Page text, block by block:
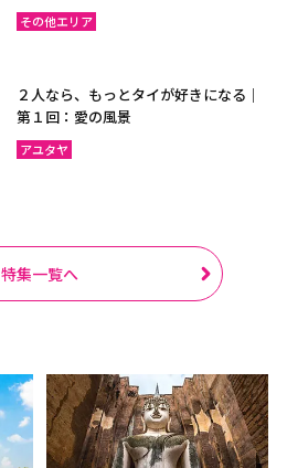
その他エリア
２人なら、もっとタイが好きになる｜
第１回：愛の風景
アユタヤ
特集一覧へ